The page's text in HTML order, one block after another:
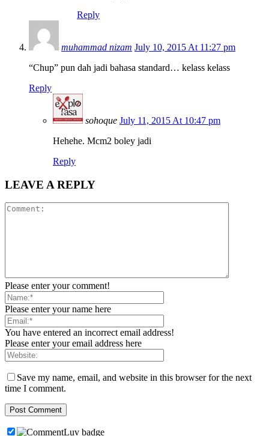
Reply
muhammad nizam July 10, 2015 At 11:27 pm
“Chup” pun dah jadi bahasa standard… kelass kelass
Reply
sohoque July 11, 2015 At 10:47 pm
Hehehe. Mcm2 boley jadi
Reply
LEAVE A REPLY
Please enter your comment!
Please enter your name here
You have entered an incorrect email address!
Please enter your email address here
Save my name, email, and website in this browser for the next
time I comment.